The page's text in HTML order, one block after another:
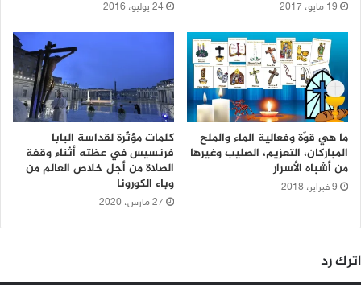
19 مايو، 2017 24 يوليو، 2016
ما هي قوّة وفعالية الماء والملح
المباركان، التعزيم، الصليب وغيرها
من أشباه الأسرار
9 فبراير، 2018
كلمات مؤثّرة لقداسة البابا
فرنسيس في عظته أثناء وقفة
الصلاة من أجل خلاص العالم من
وباء الكورونا
27 مارس، 2020
اترك رد